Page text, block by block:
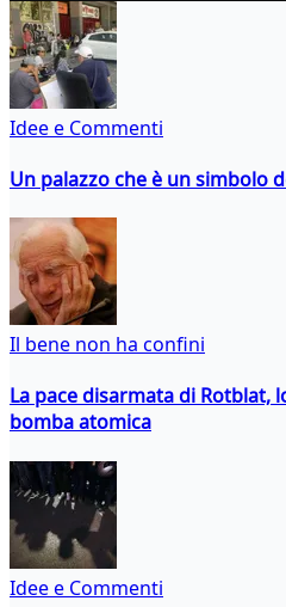
Idee e Commenti
Un palazzo che è un simbolo
Il bene non ha confini
La pace disarmata di Rotblat,
bomba atomica
Idee e Commenti